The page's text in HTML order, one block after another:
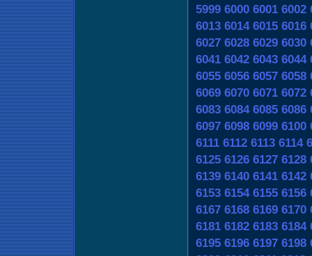
5999 6000 6001 6002
6013 6014 6015 6016
6027 6028 6029 6030
6041 6042 6043 6044
6055 6056 6057 6058
6069 6070 6071 6072
6083 6084 6085 6086
6097 6098 6099 6100
6111 6112 6113 6114
6125 6126 6127 6128
6139 6140 6141 6142
6153 6154 6155 6156
6167 6168 6169 6170
6181 6182 6183 6184
6195 6196 6197 6198